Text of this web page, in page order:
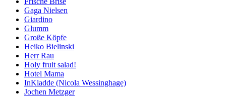
Gaga Nielsen
Giardino
Glumm
Große Köpfe
Heiko Bielinski
Herr Rau
Holy fruit salad!
Hotel Mama
InKladde (Nicola Wessinghage)
Jochen Metzger